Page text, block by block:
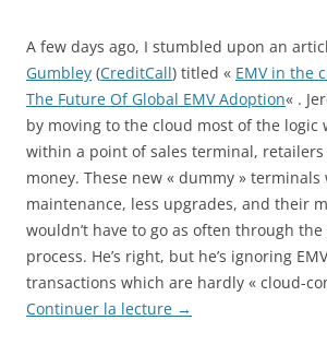
A few days ago, I stumbled upon an
Gumbley (CreditCall) titled « EMV in the
The Future Of Global EMV Adoption« .
by moving to the cloud most of the logic
within a point of sales terminal, retailers
money. These new « dummy »
maintenance, less upgrades, and their
wouldn’t have to go as often through
process. He’s right, but he’s ignoring
transactions which are hardly « cloud-
Continuer la lecture →